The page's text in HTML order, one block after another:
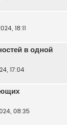
18:11
в одной
17:04
08:35